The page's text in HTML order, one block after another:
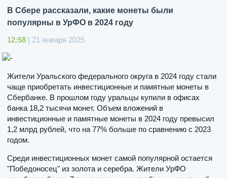
В Сбере рассказали, какие монеты были
популярны в УрФО в 2024 году
12:58 | 21 января 2025
Жители Уральского федерального округа в 2024 году стали
чаще приобретать инвестиционные и памятные монеты в
Сбербанке. В прошлом году уральцы купили в офисах
банка 18,2 тысячи монет. Объем вложений в
инвестиционные и памятные монеты в 2024 году превысил
1,2 млрд рублей, что на 77% больше по сравнению с 2023
годом.
Среди инвестиционных монет самой популярной остается
"Победоносец" из золота и серебра. Жители УрФО